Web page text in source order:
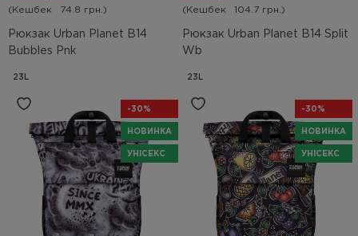
Рюкзак Urban Planet B14
Bubbles Pnk
(Кешбек 74.8 грн.)
23L
Рюкзак Urban Planet B14 Split
Wb
(Кешбек 104.7 грн.)
23L
-30%
НОВИНКА
УНІСЕКС
-30%
НОВИНКА
УНІСЕКС